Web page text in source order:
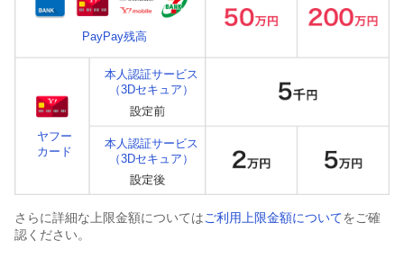
PayPay残高
ヤフー
カード
本人認証サービス
（3Dセキュア）
本人認証サービス
（3Dセキュア）
さらに詳細な上限金額についてはご利用上限金額についてをご確
認ください。